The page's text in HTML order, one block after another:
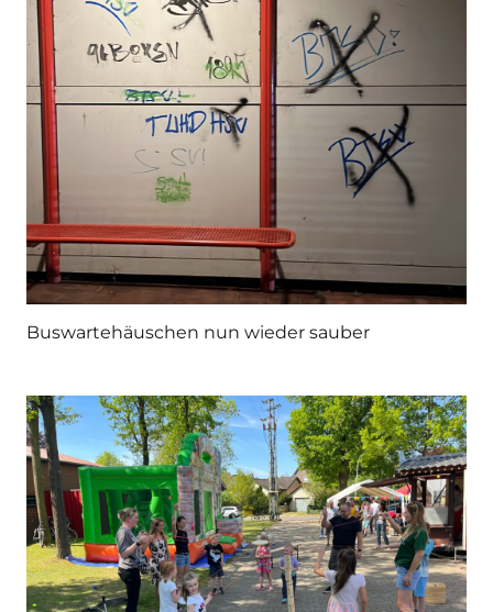
Buswartehäuschen nun wieder sauber